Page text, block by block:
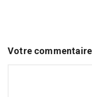
Votre commentaire